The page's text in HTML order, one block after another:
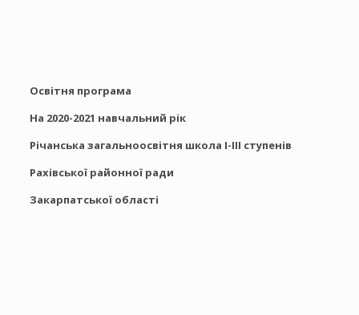
Освітня програма
На 2020-2021 навчальний рік
Річанська загальноосвітня школа І-ІІІ ступенів
Рахівської районної ради
Закарпатської області